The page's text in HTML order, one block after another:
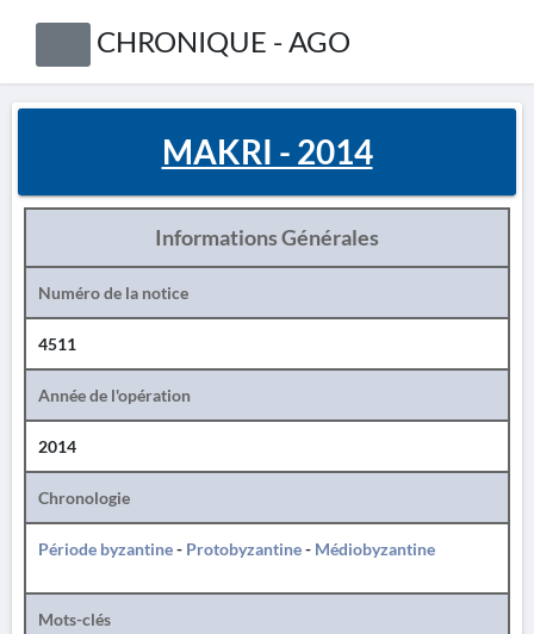
CHRONIQUE - AGO
MAKRI - 2014
Informations Générales
Numéro de la notice
4511
Année de l'opération
2014
Chronologie
Période byzantine- Protobyzantine- Médiobyzantine
Mots-clés